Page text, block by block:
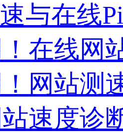
与在线
在线网
网站测
速度诊